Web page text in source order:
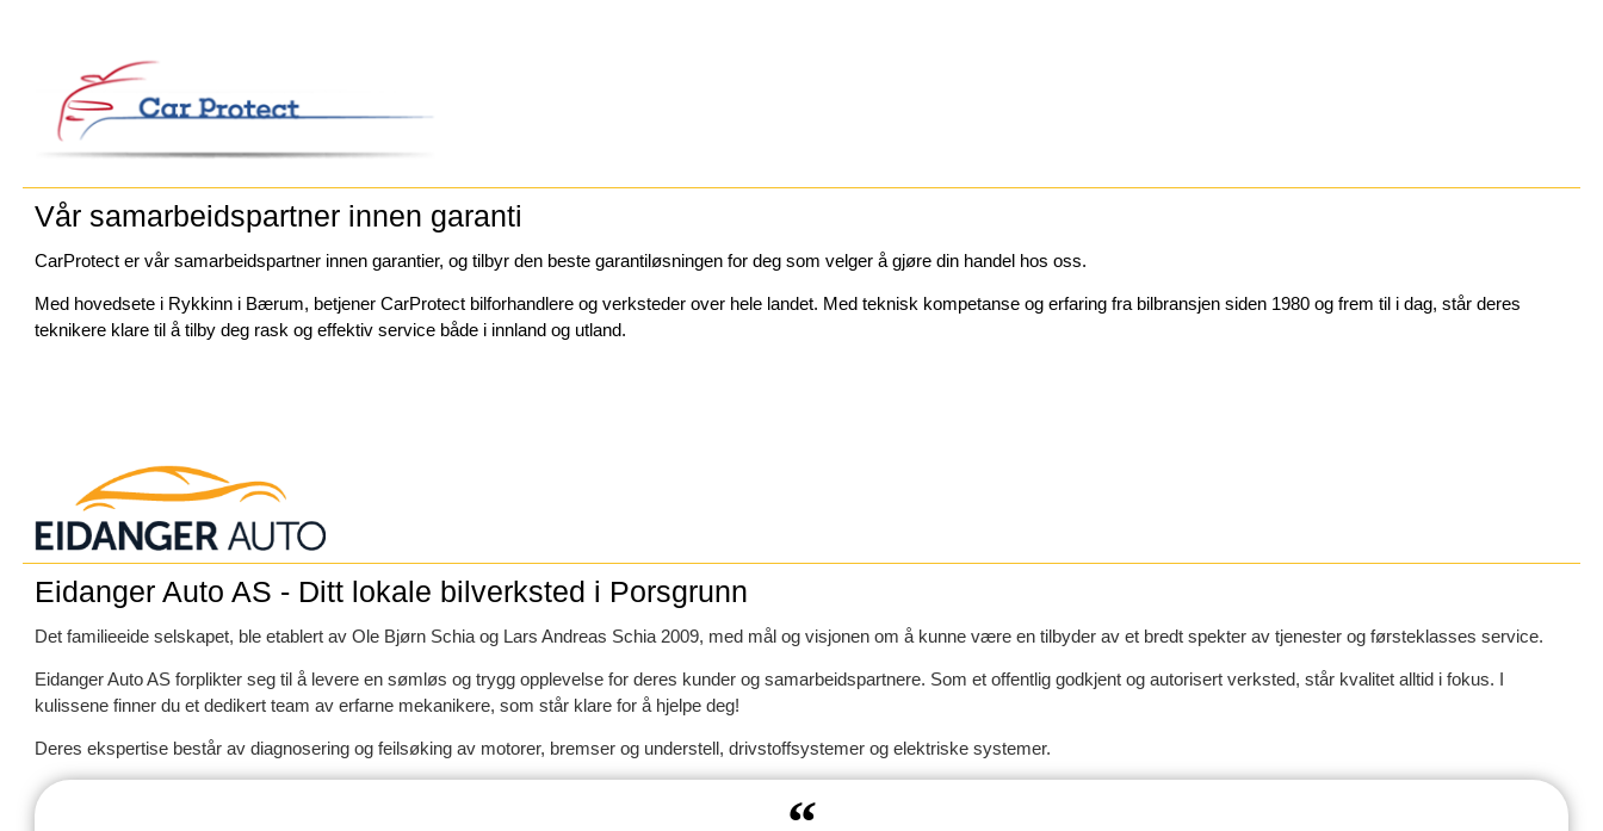
Vår samarbeidspartner innen garanti
CarProtect er vår samarbeidspartner innen garantier, og tilbyr den beste garantiløsningen for deg som velger å gjøre din handel hos oss.
Med hovedsete i Rykkinn i Bærum, betjener CarProtect bilforhandlere og verksteder over hele landet. Med teknisk kompetanse og erfaring fra bilbransjen siden 1980 og frem til i dag, står deres
teknikere klare til å tilby deg rask og effektiv service både i innland og utland.
Eidanger Auto AS - Ditt lokale bilverksted i Porsgrunn
Det familieeide selskapet, ble etablert av Ole Bjørn Schia og Lars Andreas Schia 2009, med mål og visjonen om å kunne være en tilbyder av et bredt spekter av tjenester og førsteklasses service.
Eidanger Auto AS forplikter seg til å levere en sømløs og trygg opplevelse for deres kunder og samarbeidspartnere. Som et offentlig godkjent og autorisert verksted, står kvalitet alltid i fokus. I
kulissene finner du et dedikert team av erfarne mekanikere, som står klare for å hjelpe deg!
Deres ekspertise består av diagnosering og feilsøking av motorer, bremser og understell, drivstoffsystemer og elektriske systemer.